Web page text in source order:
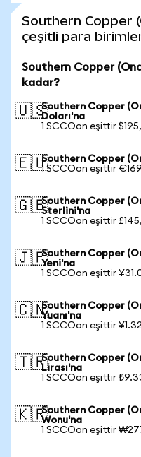
Southern Copper
çeşitli para
Southern Copper
kadar?
🇺🇸Southern Copper
Doları'na
1 SCCOon eşittir
🇪🇺Southern Copper
1 SCCOon eşittir
🇬🇧Southern Copper
Sterlini'na
1 SCCOon eşittir
🇯🇵Southern Copper
Yeni'na
1 SCCOon eşittir
🇨🇳Southern Copper
Yuanı'na
1 SCCOon eşittir
🇹🇷Southern Copper
Lirası'na
1 SCCOon eşittir
🇰🇷Southern Copper
Wonu'na
1 SCCOon eşittir